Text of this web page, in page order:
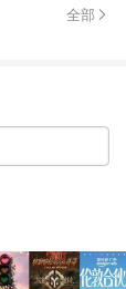
错了，但都
具体细节需
全部